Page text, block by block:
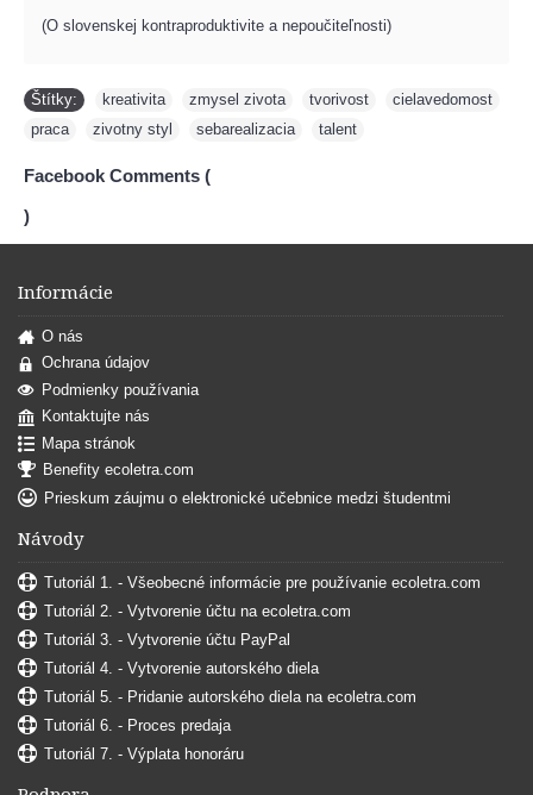
(O slovenskej kontraproduktivite a nepoučiteľnosti)
Štítky: kreativita zmysel zivota tvorivost cielavedomost
praca
zivotny styl sebarealizacia talent
Facebook Comments (
)
Informácie
O nás
Ochrana údajov
Podmienky používania
Kontaktujte nás
Mapa stránok
Benefity ecoletra.com
Prieskum záujmu o elektronické učebnice medzi študentmi
Návody
Tutoriál 1. - Všeobecné informácie pre používanie ecoletra.com
Tutoriál 2. - Vytvorenie účtu na ecoletra.com
Tutoriál 3. - Vytvorenie účtu PayPal
Tutoriál 4. - Vytvorenie autorského diela
Tutoriál 5. - Pridanie autorského diela na ecoletra.com
Tutoriál 6. - Proces predaja
Tutoriál 7. - Výplata honoráru